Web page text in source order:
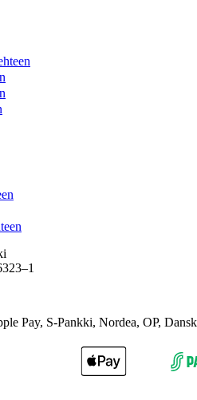
Pay, S-Pankki, Nordea, OP,